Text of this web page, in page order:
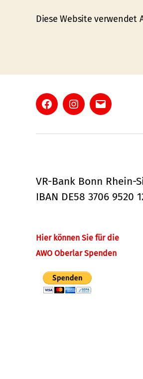
Diese Website verwendet
FacebookInstagram
E-
VR-Bank Bonn Rhein-
IBAN DE58 3706 9520
Hier können Sie für die
AWO Oberlar Spenden